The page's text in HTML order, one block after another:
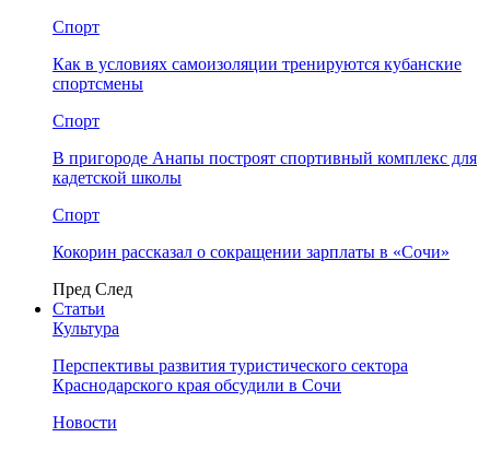
Спорт
Как в условиях самоизоляции тренируются кубанские
спортсмены
Спорт
В пригороде Анапы построят спортивный комплекс для
кадетской школы
Спорт
Кокорин рассказал о сокращении зарплаты в «Сочи»
Пред След
Статьи
Культура
Перспективы развития туристического сектора
Краснодарского края обсудили в Сочи
Новости